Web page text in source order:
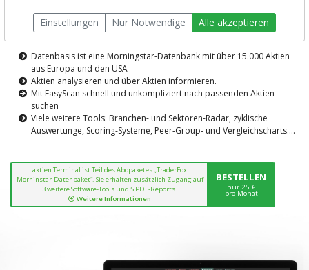
Die Aktienanalyse-Plattform von
TraderFox
Datenbasis ist eine Morningstar-Datenbank mit über 15.000 Aktien
aus Europa und den USA
Aktien analysieren und über Aktien informieren.
Mit EasyScan schnell und unkompliziert nach passenden Aktien
suchen
Viele weitere Tools: Branchen- und Sektoren-Radar, zyklische
Auswertunge, Scoring-Systeme, Peer-Group- und Vergleichscharts....
aktien Terminal ist Teil des Abopaketes „TraderFox
Morninstar-Datenpaket“. Sie erhalten zusätzlich Zugang auf
3 weitere Software-Tools und 5 PDF-Reports.
Weitere Informationen
BESTELLEN
nur 25 €
pro Monat
Einstellungen Nur Notwendige Alle akzeptieren